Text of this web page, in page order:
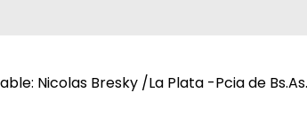
Nicolas Bresky /La Plata -Pcia de